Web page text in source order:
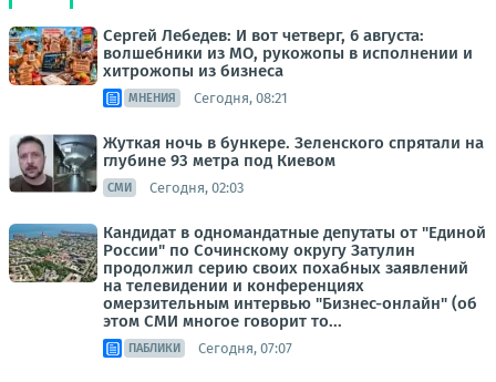
Сергей Лебедев: И вот четверг, 6 августа:
волшебники из МО, рукожопы в исполнении и
хитрожопы из бизнеса
МНЕНИЯ Сегодня, 08:21
Жуткая ночь в бункере. Зеленского спрятали на
глубине 93 метра под Киевом
СМИ Сегодня, 02:03
Кандидат в одномандатные депутаты от "Единой
России" по Сочинскому округу Затулин
продолжил серию своих похабных заявлений
на телевидении и конференциях
омерзительным интервью "Бизнес-онлайн" (об
этом СМИ многое говорит то...
ПАБЛИКИ Сегодня, 07:07